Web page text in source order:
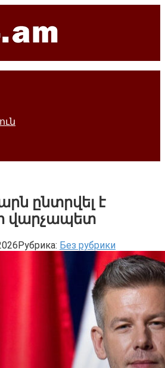
ընտրվել է
վարչապետ
Рубрика: Без рубрики